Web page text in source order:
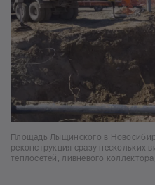
Площадь Лыщинского в
реконструкция сразу нескольких
теплосетей, ливневого